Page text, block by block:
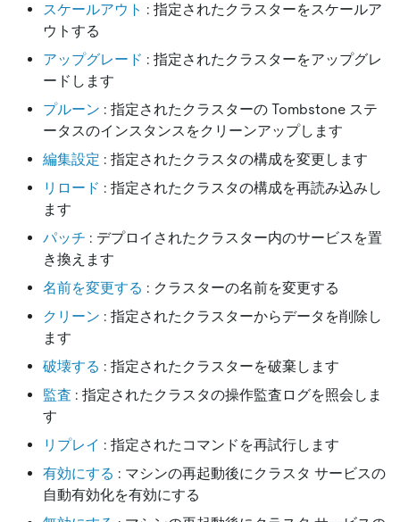
スケールアウト : 指定されたクラスターをスケールア
ウトする
アップグレード : 指定されたクラスターをアップグレ
ードします
プルーン : 指定されたクラスターの Tombstone ステ
ータスのインスタンスをクリーンアップします
編集設定 : 指定されたクラスタの構成を変更します
リロード : 指定されたクラスタの構成を再読み込みし
ます
パッチ : デプロイされたクラスター内のサービスを置
き換えます
名前を変更する : クラスターの名前を変更する
クリーン : 指定されたクラスターからデータを削除し
ます
破壊する : 指定されたクラスターを破棄します
監査 : 指定されたクラスタの操作監査ログを照会しま
す
リプレイ : 指定されたコマンドを再試行します
有効にする : マシンの再起動後にクラスタ サービスの
自動有効化を有効にする